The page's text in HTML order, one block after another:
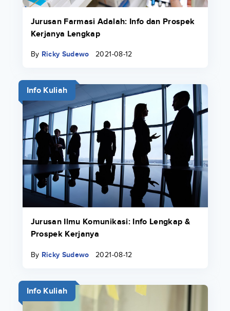
Jurusan Farmasi Adalah: Info dan Prospek
Kerjanya Lengkap
By Ricky Sudewo 2021-08-12
Info Kuliah
Jurusan Ilmu Komunikasi: Info Lengkap &
Prospek Kerjanya
By Ricky Sudewo 2021-08-12
Info Kuliah